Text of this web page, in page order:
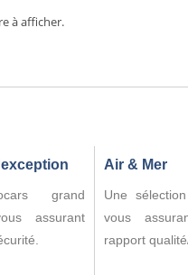
à afficher.
grand
assurant
Air & Mer
Une
vous
rapport